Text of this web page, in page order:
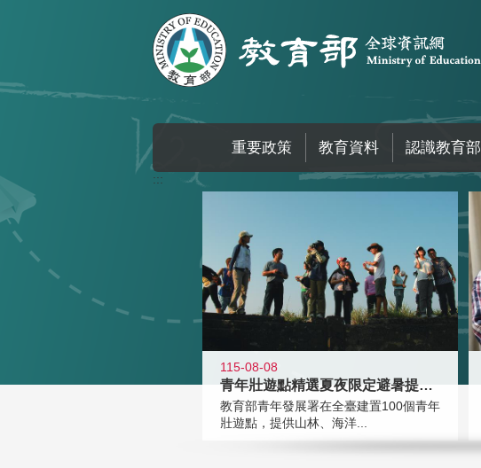
重要政策 教育資料 認識教育部
:::
115-08-08
青年壯遊點精選夏夜限定避暑提案 漫
教育部青年發展署在全臺建置100個青年
壯遊點，提供山林、海洋...